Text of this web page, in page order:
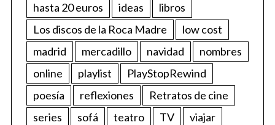
hasta 20 euros
ideas
libros
Los discos de la Roca Madre
low cost
madrid
mercadillo navidad
nombres
online
playlist
PlayStopRewind
poesía
reflexiones
Retratos de cine
series
sofá teatro TV
viajar